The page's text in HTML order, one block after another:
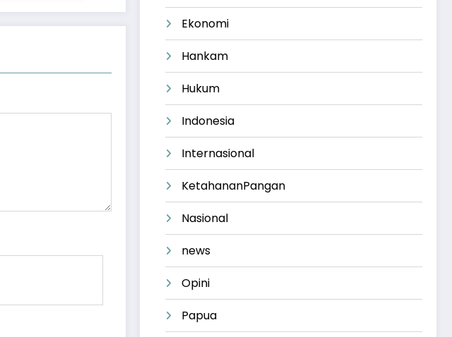
Ekonomi
Hankam
Hukum
Indonesia
Internasional
KetahananPangan
Nasional
news
Opini
Papua